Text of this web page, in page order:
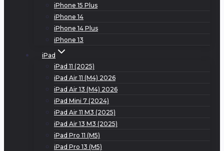
iPhone 15 Plus
iPhone 14
iPhone 14 Plus
iPhone 13
iPad
iPad 11 (2025)
iPad Air 11 (M4) 2026
iPad Air 13 (M4) 2026
iPad Mini 7 (2024)
iPad Air 11 M3 (2025)
iPad Air 13 M3 (2025)
iPad Pro 11 (M5)
iPad Pro 13 (M5)